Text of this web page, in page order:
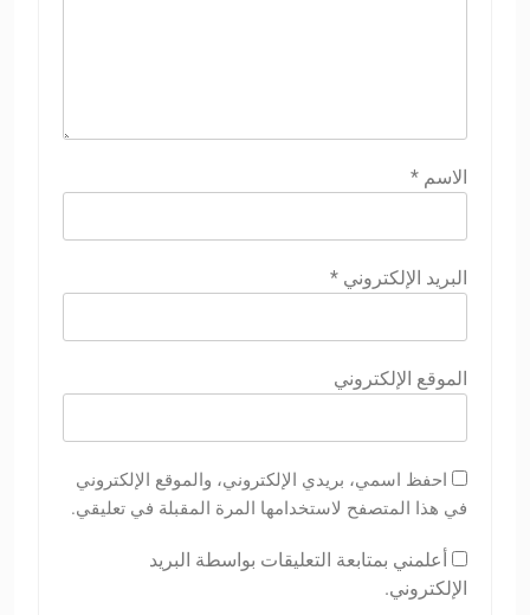
الاسم *
البريد الإلكتروني *
الموقع الإلكتروني
احفظ اسمي، بريدي الإلكتروني، والموقع الإلكتروني
في هذا المتصفح لاستخدامها المرة المقبلة في تعليقي.
أعلمني بمتابعة التعليقات بواسطة البريد
الإلكتروني.